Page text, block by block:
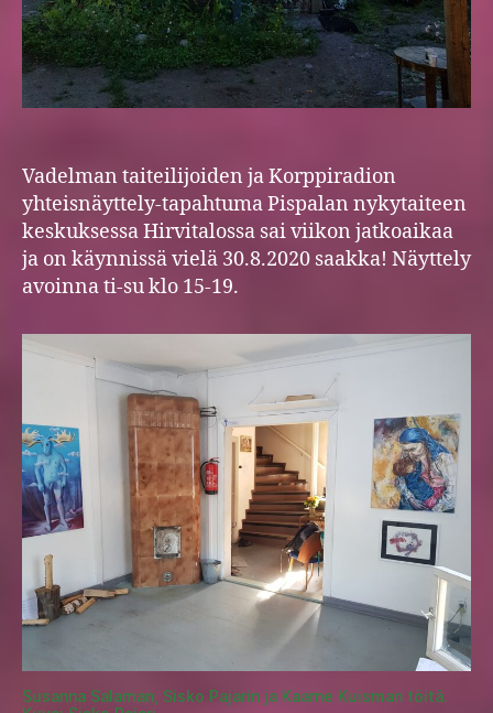
Vadelman taiteilijoiden ja Korppiradion
yhteisnäyttely-tapahtuma Pispalan nykytaiteen
keskuksessa Hirvitalossa sai viikon jatkoaikaa
ja on käynnissä vielä 30.8.2020 saakka! Näyttely
avoinna ti-su klo 15-19.
Susanna Salaman, Sisko Pajarin ja Kaarne Kuisman töitä.